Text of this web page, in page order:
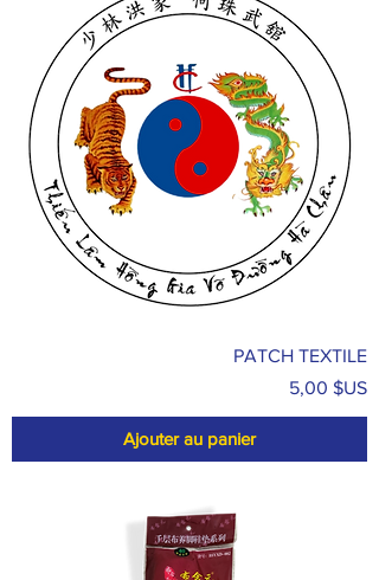
PATCH TEXTILE
Prix
5,00 $US
Ajouter au panier